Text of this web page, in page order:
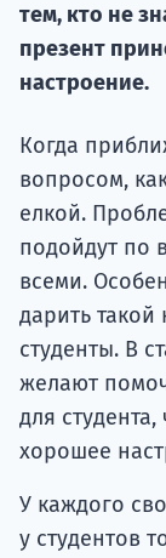
тем, кто не
презент
настроение.
Когда
вопросом,
елкой.
подойдут по
всеми.
дарить
студенты. В
желают
для
хорошее
У каждого
у студентов